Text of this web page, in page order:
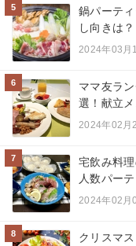
5
鍋パーテ
し向きは？
2024年03月
6
ママ友ラ
選！献立
2024年02月
7
宅飲み料
人数パー
2024年02月
8
クリスマ